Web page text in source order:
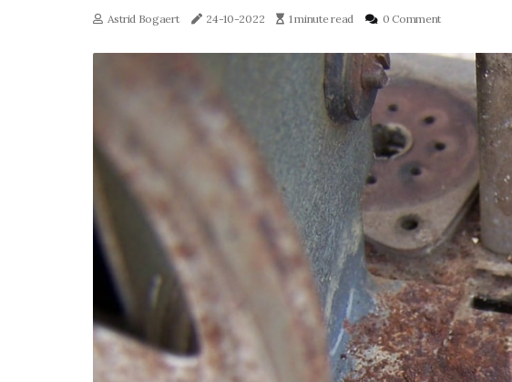
Astrid Bogaert 24-10-2022 1 minute read 0 Comment